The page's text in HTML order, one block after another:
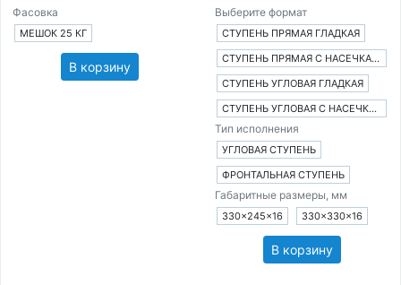
Фасовка
МЕШОК 25 КГ
В корзину
Выберите формат
СТУПЕНЬ ПРЯМАЯ ГЛАДКАЯ
СТУПЕНЬ ПРЯМАЯ С НАСЕЧКАМИ
СТУПЕНЬ УГЛОВАЯ ГЛАДКАЯ
СТУПЕНЬ УГЛОВАЯ С НАСЕЧКАМИ
Тип исполнения
УГЛОВАЯ СТУПЕНЬ
ФРОНТАЛЬНАЯ СТУПЕНЬ
Габаритные размеры, мм
330×245×16 330×330×16
В корзину